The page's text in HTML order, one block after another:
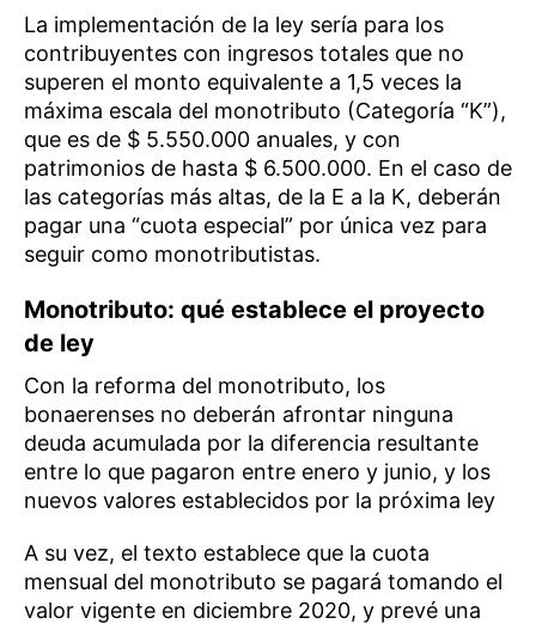
La implementación de la ley sería para los
contribuyentes con ingresos totales que no
superen el monto equivalente a 1,5 veces la
máxima escala del monotributo (Categoría “K”),
que es de $ 5.550.000 anuales, y con
patrimonios de hasta $ 6.500.000. En el caso de
las categorías más altas, de la E a la K, deberán
pagar una “cuota especial” por única vez para
seguir como monotributistas.
Monotributo: qué establece el proyecto
de ley
Con la reforma del monotributo, los
bonaerenses no deberán afrontar ninguna
deuda acumulada por la diferencia resultante
entre lo que pagaron entre enero y junio, y los
nuevos valores establecidos por la próxima ley
A su vez, el texto establece que la cuota
mensual del monotributo se pagará tomando el
valor vigente en diciembre 2020, y prevé una